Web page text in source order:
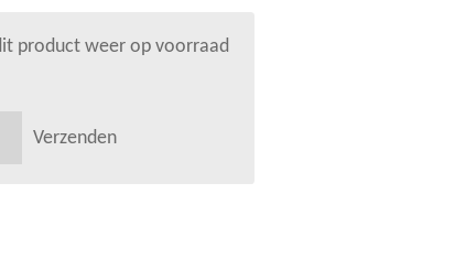
product weer op voorraad
Verzenden